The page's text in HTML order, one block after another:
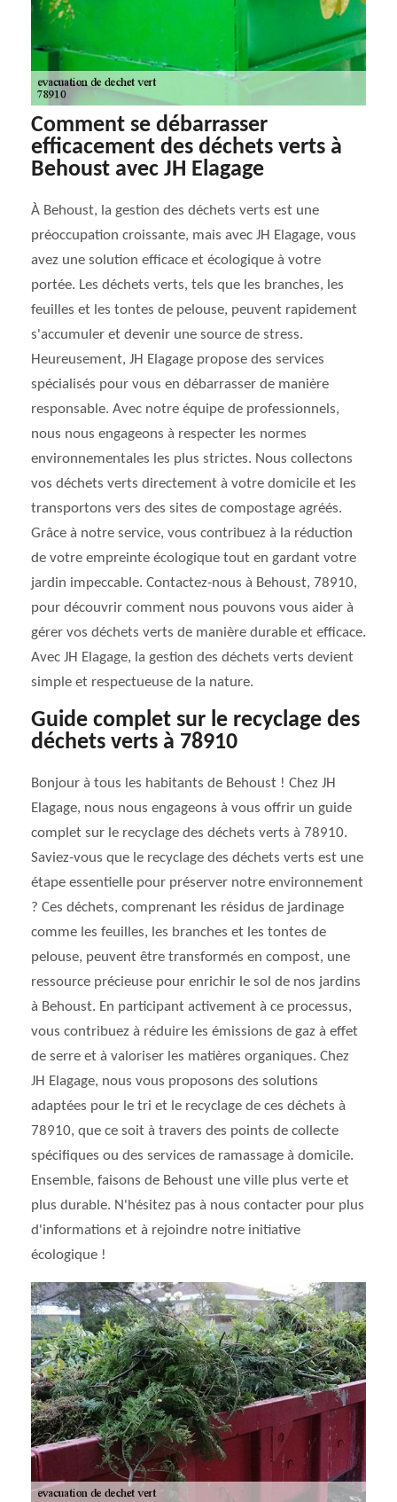
Comment se débarrasser
efficacement des déchets verts à
Behoust avec JH Elagage
À Behoust, la gestion des déchets verts est une
préoccupation croissante, mais avec JH Elagage, vous
avez une solution efficace et écologique à votre
portée. Les déchets verts, tels que les branches, les
feuilles et les tontes de pelouse, peuvent rapidement
s'accumuler et devenir une source de stress.
Heureusement, JH Elagage propose des services
spécialisés pour vous en débarrasser de manière
responsable. Avec notre équipe de professionnels,
nous nous engageons à respecter les normes
environnementales les plus strictes. Nous collectons
vos déchets verts directement à votre domicile et les
transportons vers des sites de compostage agréés.
Grâce à notre service, vous contribuez à la réduction
de votre empreinte écologique tout en gardant votre
jardin impeccable. Contactez-nous à Behoust, 78910,
pour découvrir comment nous pouvons vous aider à
gérer vos déchets verts de manière durable et efficace.
Avec JH Elagage, la gestion des déchets verts devient
simple et respectueuse de la nature.
Guide complet sur le recyclage des
déchets verts à 78910
Bonjour à tous les habitants de Behoust ! Chez JH
Elagage, nous nous engageons à vous offrir un guide
complet sur le recyclage des déchets verts à 78910.
Saviez-vous que le recyclage des déchets verts est une
étape essentielle pour préserver notre environnement
? Ces déchets, comprenant les résidus de jardinage
comme les feuilles, les branches et les tontes de
pelouse, peuvent être transformés en compost, une
ressource précieuse pour enrichir le sol de nos jardins
à Behoust. En participant activement à ce processus,
vous contribuez à réduire les émissions de gaz à effet
de serre et à valoriser les matières organiques. Chez
JH Elagage, nous vous proposons des solutions
adaptées pour le tri et le recyclage de ces déchets à
78910, que ce soit à travers des points de collecte
spécifiques ou des services de ramassage à domicile.
Ensemble, faisons de Behoust une ville plus verte et
plus durable. N'hésitez pas à nous contacter pour plus
d'informations et à rejoindre notre initiative
écologique !